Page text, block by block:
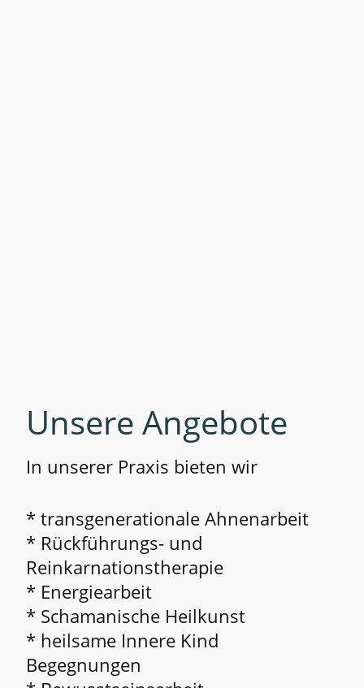
Unsere Angebote
In unserer Praxis bieten wir
* transgenerationale Ahnenarbeit
* Rückführungs- und
Reinkarnationstherapie
* Energiearbeit
* Schamanische Heilkunst
* heilsame Innere Kind
Begegnungen